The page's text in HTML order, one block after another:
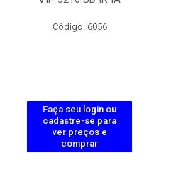
Código: 6056
Faça seu login ou
cadastre-se para
ver preços e
comprar